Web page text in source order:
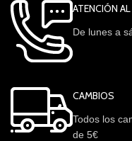
ATENCIÓN
De lunes a
CAMBIOS
Todos los
de 5€